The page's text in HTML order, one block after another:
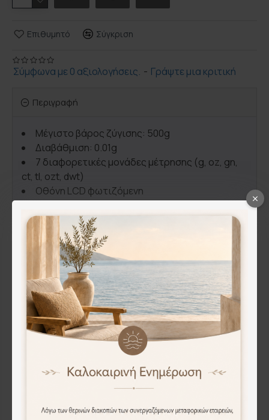
Σύμφωνα με 0 αξιολογήσεις. - Γράψτε μια κριτική
Επιθυμητό Σύγκριση
Περιγραφή
Μέγιστο βάρος ζύγισης: 500g
Διαβάθμιση: 0.01g
7 διαφορετικές μονάδες μέτρησης (g, oz, gn,
ct, tl, ozt, dwt)
Οθόνη LCD φωτιζόμενη
Ένδειξη υπερφόρτωσης
Λειτουργία ρύθμισης
Λειτουργία απόβαρου
Λειτουργία αυτόματου σβησίματος
Ένδειξη χαμηλής μπαταρίας
Μεγάλη ανοξείδωτη επιφάνεια ζύγισης
7.5Χ6.4εκ.
Αναδιπλούμενο καπάκι προστασίας
Διαστάσεις προϊόντος: 12.8x7.8x2εκ.
Λειτουργεί με: 2*AAA μπαταρίες
(συμπεριλαμβάνονται)
Προτίμηση Πελατών